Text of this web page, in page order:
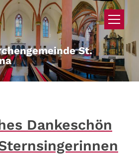
St.
Dankeschön